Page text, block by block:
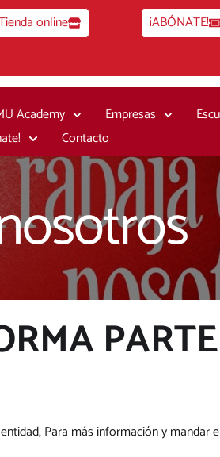
online ¡ABÓNATE!
Academy Empresas
Contacto
Para más información y mandar